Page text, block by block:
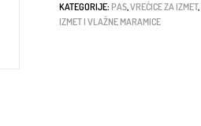
KATEGORIJE: PAS,VREĆICE ZA IZMET,
IZMET I VLAŽNE MARAMICE